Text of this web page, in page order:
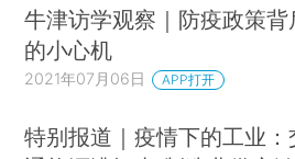
牛津访学观察｜防疫政策背
的小心机
2021年07月06日 APP打开
特别报道｜疫情下的工业：